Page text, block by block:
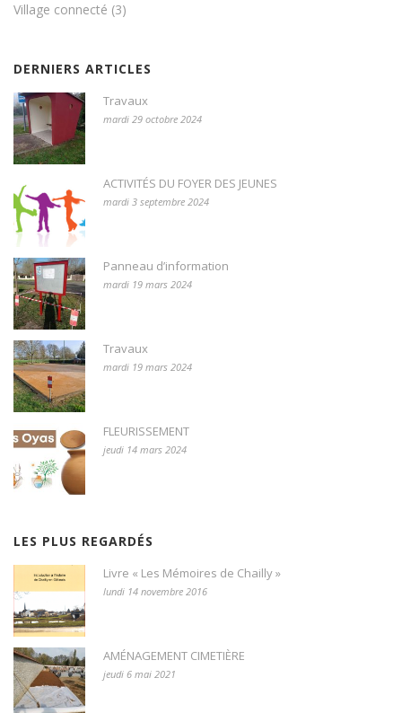
Village connecté (3)
DERNIERS ARTICLES
Travaux
mardi 29 octobre 2024
ACTIVITÉS DU FOYER DES JEUNES
mardi 3 septembre 2024
Panneau d’information
mardi 19 mars 2024
Travaux
mardi 19 mars 2024
FLEURISSEMENT
jeudi 14 mars 2024
LES PLUS REGARDÉS
Livre « Les Mémoires de Chailly »
lundi 14 novembre 2016
AMÉNAGEMENT CIMETIÈRE
jeudi 6 mai 2021